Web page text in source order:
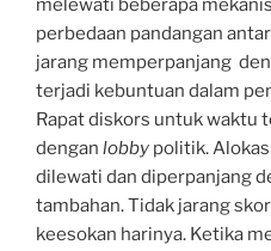
melewati beberapa
perbedaan pandangan
jarang memperpanjang
terjadi kebuntuan dalam
Rapat diskors untuk waktu
dengan lobby politik.
dilewati dan diperpanjang
tambahan. Tidak jarang
keesokan harinya. Ketika